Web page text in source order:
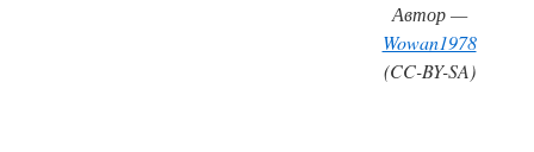
Автор —
Wowan1978
(CC-BY-SA)